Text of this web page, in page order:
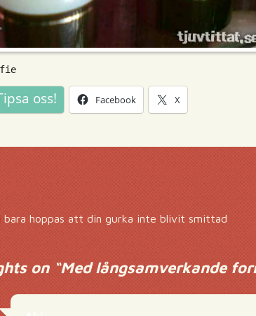
oss! Facebook X
hoppas att din gurka inte blivit smittad
on “Med långsamverkande